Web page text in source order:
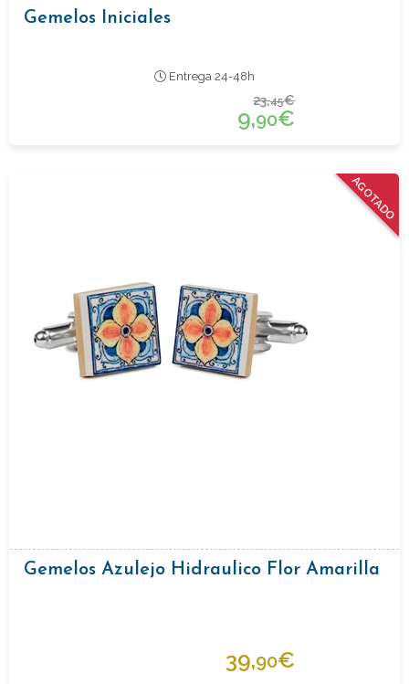
Gemelos Iniciales
Entrega 24-48h
23,45€
9,90€
AGOTADO
Gemelos Azulejo Hidraulico Flor Amarilla
39,90€